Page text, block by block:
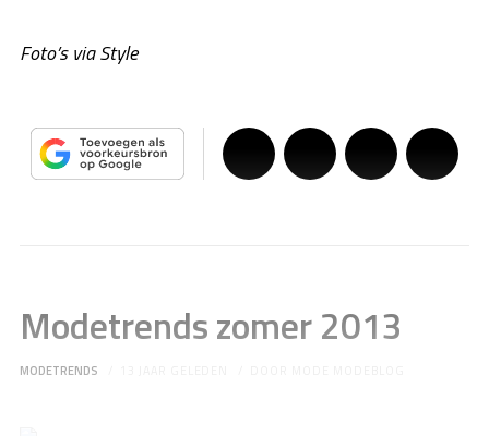
Foto’s via Style
Modetrends zomer 2013
MODETRENDS